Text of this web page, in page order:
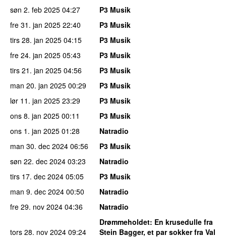
søn 2. feb 2025 04:27
P3 Musik
fre 31. jan 2025 22:40
P3 Musik
tirs 28. jan 2025 04:15
P3 Musik
fre 24. jan 2025 05:43
P3 Musik
tirs 21. jan 2025 04:56
P3 Musik
man 20. jan 2025 00:29
P3 Musik
lør 11. jan 2025 23:29
P3 Musik
ons 8. jan 2025 00:11
P3 Musik
ons 1. jan 2025 01:28
Natradio
man 30. dec 2024 06:56
P3 Musik
søn 22. dec 2024 03:23
Natradio
tirs 17. dec 2024 05:05
P3 Musik
man 9. dec 2024 00:50
Natradio
fre 29. nov 2024 04:36 Natradio
tors 28. nov 2024 09:24
Drømmeholdet: En krusedulle fra
Stein Bagger, et par sokker fra Val